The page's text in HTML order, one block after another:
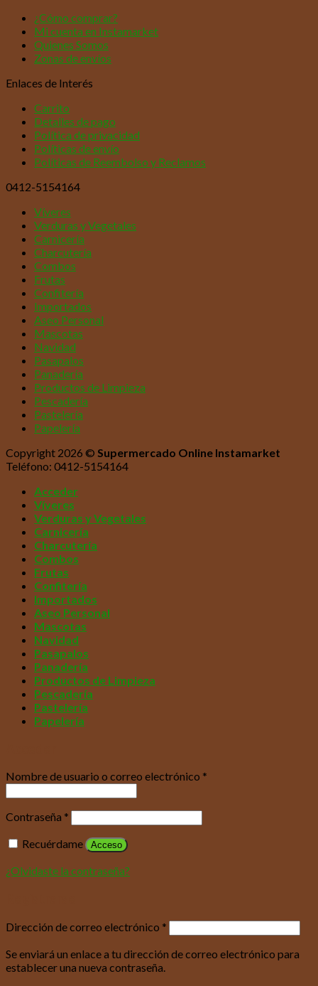
¿Cómo comprar?
Mi cuenta en Instamarket
Quienes Somos
Zonas de envíos
Enlaces de Interés
Carrito
Detalles de pago
Política de privacidad
Políticas de envío
Políticas de Reembolso y Reclamos
0412-5154164
Víveres
Verduras y Vegetales
Carnicería
Charcutería
Combos
Frutas
Confitería
Importados
Aseo Personal
Mascotas
Navidad
Pasapalos
Panadería
Productos de Limpieza
Pescadería
Pastelería
Papelería
Copyright 2026 © Supermercado Online Instamarket
Teléfono: 0412-5154164
Acceder
Víveres
Verduras y Vegetales
Carnicería
Charcutería
Combos
Frutas
Confitería
Importados
Aseo Personal
Mascotas
Navidad
Pasapalos
Panadería
Productos de Limpieza
Pescadería
Pastelería
Papelería
Nombre de usuario o correo electrónico *
Contraseña *
Recuérdame
Acceso
¿Olvidaste la contraseña?
Dirección de correo electrónico *
Se enviará un enlace a tu dirección de correo electrónico para
establecer una nueva contraseña.